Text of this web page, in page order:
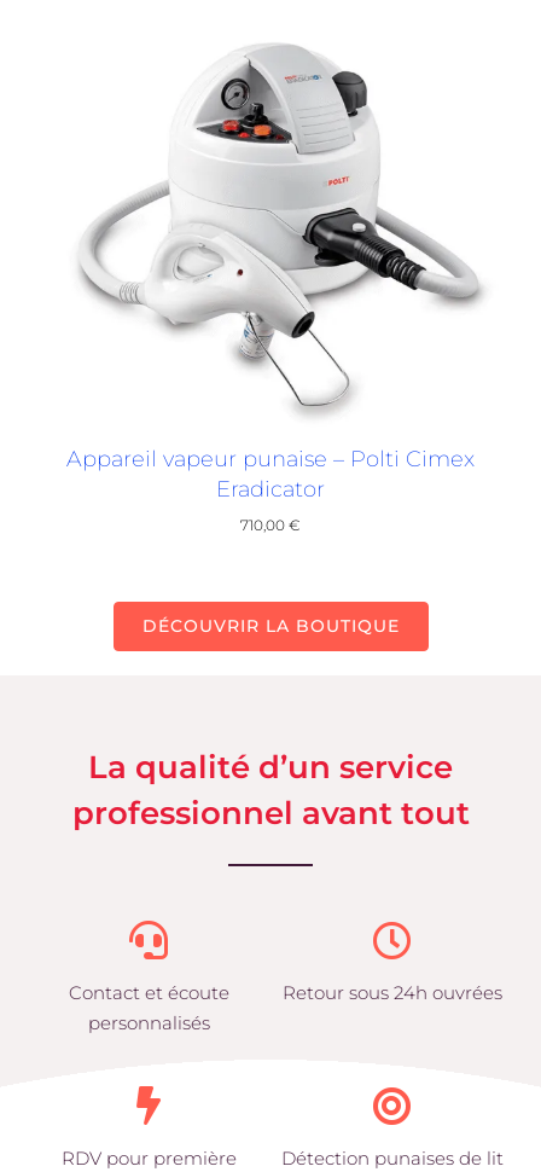
Appareil vapeur punaise – Polti Cimex
Eradicator
710,00€
DÉCOUVRIR LA BOUTIQUE
La qualité d’un service
professionnel avant tout
Contact et écoute
personnalisés
Retour sous 24h ouvrées
RDV pour première
Détection punaises de lit